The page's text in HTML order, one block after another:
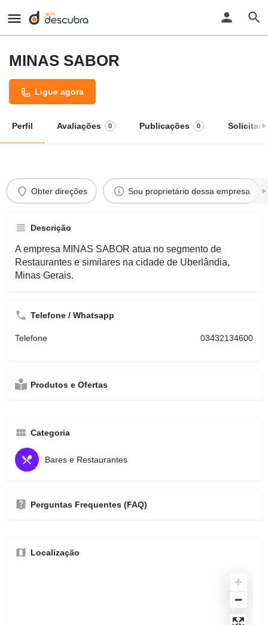
MINAS SABOR
Ligue agora
Perfil Avaliações 0 Publicações 0 Solicitar
Obter direções Sou proprietário dessa empresa
Descrição
A empresa MINAS SABOR atua no segmento de
Restaurantes e similares na cidade de Uberlândia,
Minas Gerais.
Telefone / Whatsapp
Telefone 03432134600
Produtos e Ofertas
Categoria
Bares e Restaurantes
Perguntas Frequentes (FAQ)
Localização